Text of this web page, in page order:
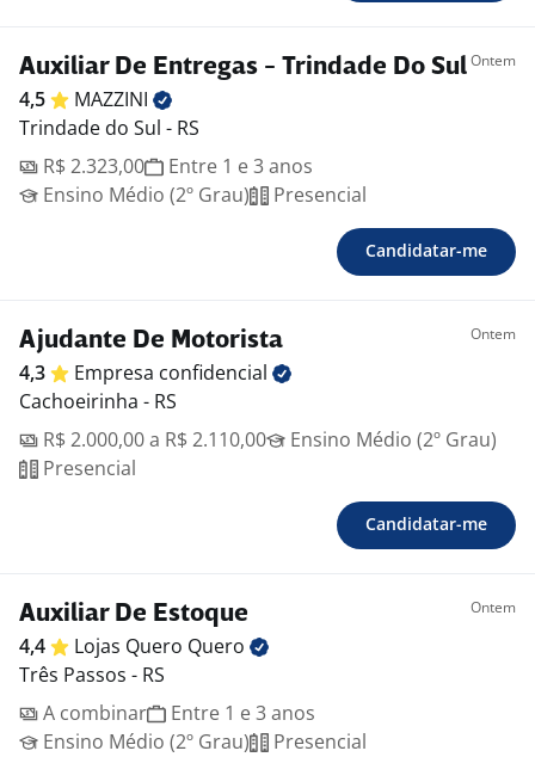
Auxiliar De Entregas - Trindade Do SulOntem
4,5
MAZZINI
Trindade do Sul - RS
R$ 2.323,00
Entre 1 e 3 anos
Ensino Médio (2º Grau)
Presencial
Candidatar-me
Ajudante De Motorista Ontem
4,3 Empresa confidencial
Cachoeirinha - RS
R$ 2.000,00 a R$ 2.110,00
Ensino Médio (2º Grau)
Presencial
Candidatar-me
Auxiliar De Estoque Ontem
4,4 Lojas Quero Quero
Três Passos - RS
A combinar
Entre 1 e 3 anos
Ensino Médio (2º Grau)
Presencial